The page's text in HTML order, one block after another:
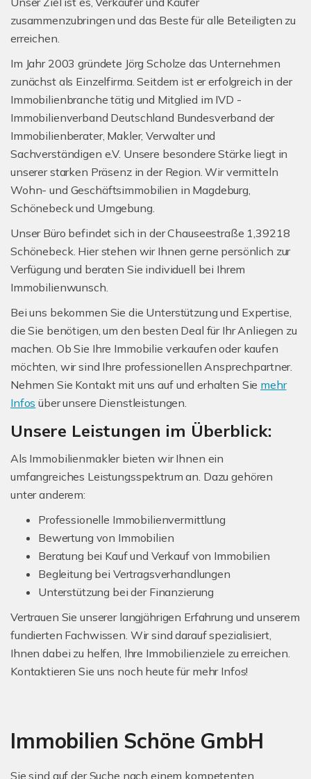
zusammenzubringen und das Beste für alle Beteiligten zu
erreichen.
Im Jahr 2003 gründete Jörg Scholze das Unternehmen
zunächst als Einzelfirma. Seitdem ist er erfolgreich in der
Immobilienbranche tätig und Mitglied im IVD -
Immobilienverband Deutschland Bundesverband der
Immobilienberater, Makler, Verwalter und
Sachverständigen e.V. Unsere besondere Stärke liegt in
unserer starken Präsenz in der Region. Wir vermitteln
Wohn- und Geschäftsimmobilien in Magdeburg,
Schönebeck und Umgebung.
Unser Büro befindet sich in der Chauseestraße 1,39218
Schönebeck. Hier stehen wir Ihnen gerne persönlich zur
Verfügung und beraten Sie individuell bei Ihrem
Immobilienwunsch.
Bei uns bekommen Sie die Unterstützung und Expertise,
die Sie benötigen, um den besten Deal für Ihr Anliegen zu
machen. Ob Sie Ihre Immobilie verkaufen oder kaufen
möchten, wir sind Ihre professionellen Ansprechpartner.
Nehmen Sie Kontakt mit uns auf und erhalten Sie mehr
Infos über unsere Dienstleistungen.
Unsere Leistungen im Überblick:
Als Immobilienmakler bieten wir Ihnen ein
umfangreiches Leistungsspektrum an. Dazu gehören
unter anderem:
Professionelle Immobilienvermittlung
Bewertung von Immobilien
Beratung bei Kauf und Verkauf von Immobilien
Begleitung bei Vertragsverhandlungen
Unterstützung bei der Finanzierung
Vertrauen Sie unserer langjährigen Erfahrung und unserem
fundierten Fachwissen. Wir sind darauf spezialisiert,
Ihnen dabei zu helfen, Ihre Immobilienziele zu erreichen.
Kontaktieren Sie uns noch heute für mehr Infos!
Immobilien Schöne GmbH
Sie sind auf der Suche nach einem kompetenten